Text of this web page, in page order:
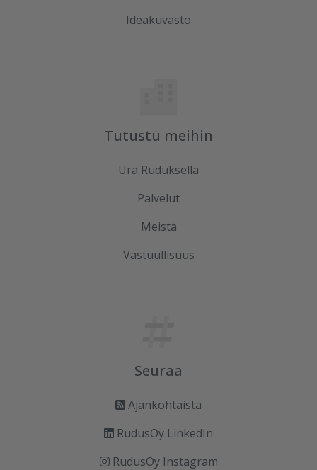
Ideakuvasto
Tutustu meihin
Ura Ruduksella
Palvelut
Meistä
Vastuullisuus
Seuraa
Ajankohtaista
RudusOy LinkedIn
RudusOy Instagram